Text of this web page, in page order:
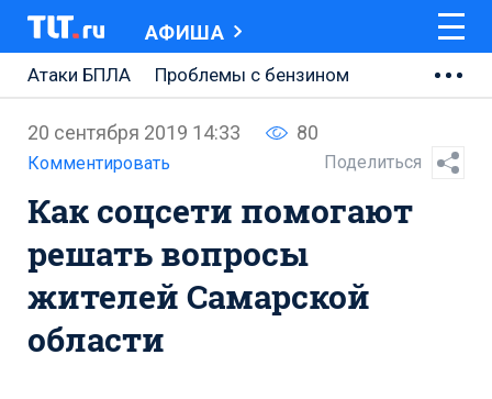
АФИША
Атаки БПЛА
Проблемы с бензином
Ремонт Центральной площади
Ремонт Обводного шоссе
Набережная Тольятти
Неделя Тольятти
20 сентября 2019 14:33 80
Комментировать Поделиться
Как соцсети помогают
решать вопросы
жителей Самарской
области